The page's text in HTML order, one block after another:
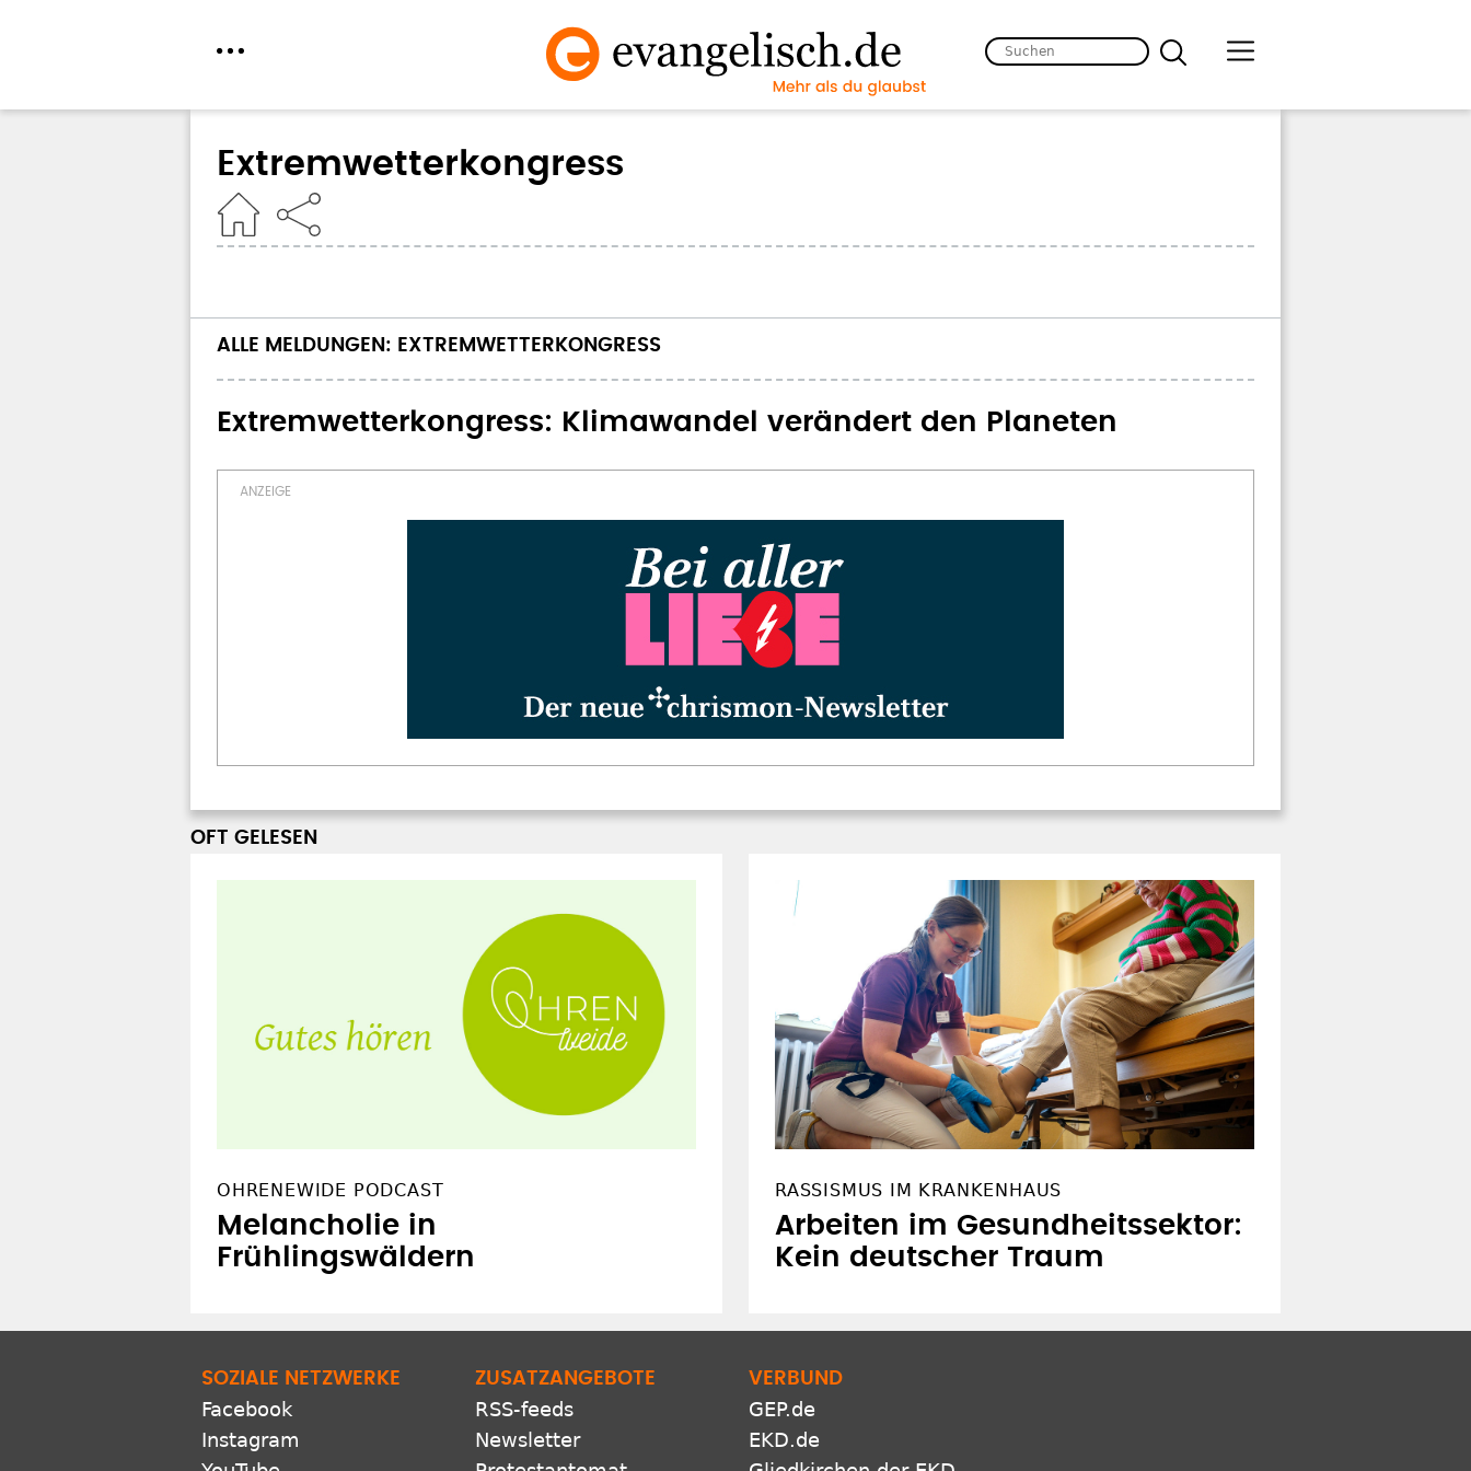
Extremwetterkongress
ALLE MELDUNGEN: EXTREMWETTERKONGRESS
Extremwetterkongress: Klimawandel verändert den Planeten
OFT GELESEN
OHRENEWIDE PODCAST
Melancholie in
Frühlingswäldern
RASSISMUS IM KRANKENHAUS
Arbeiten im Gesundheitssektor:
Kein deutscher Traum
SOZIALE NETZWERKE
Facebook
Instagram
ZUSATZANGEBOTE
RSS-feeds
Newsletter
VERBUND
GEP.de
EKD.de